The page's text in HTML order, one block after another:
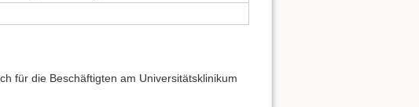
für die Beschäftigten am Universitätsklinikum